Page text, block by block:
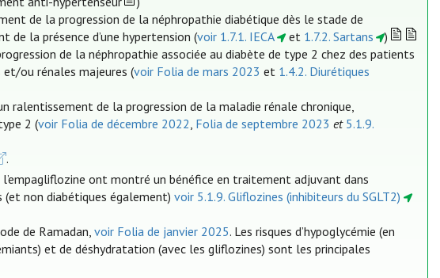
de la progression de la néphropathie diabétique dès le stade de
de la présence d’une hypertension (voir 1.7.1. IECA et 1.7.2. Sartans
)
de la néphropathie associée au diabète de type 2 chez des patients
ou rénales majeures (voir Folia de mars 2023 et 1.4.2. Diurétiques
ralentissement de la progression de la maladie rénale chronique,
2 (voir Folia de décembre 2022, Folia de septembre 2023 et 5.1.9.
.
ont montré un bénéfice en traitement adjuvant dans
(et non diabétiques également)voir 5.1.9. Gliflozines (inhibiteurs du SGLT2)
de Ramadan,voir Folia de janvier 2025. Les risques d’hypoglycémie (en
et de déshydratation (avec les gliflozines) sont les principales